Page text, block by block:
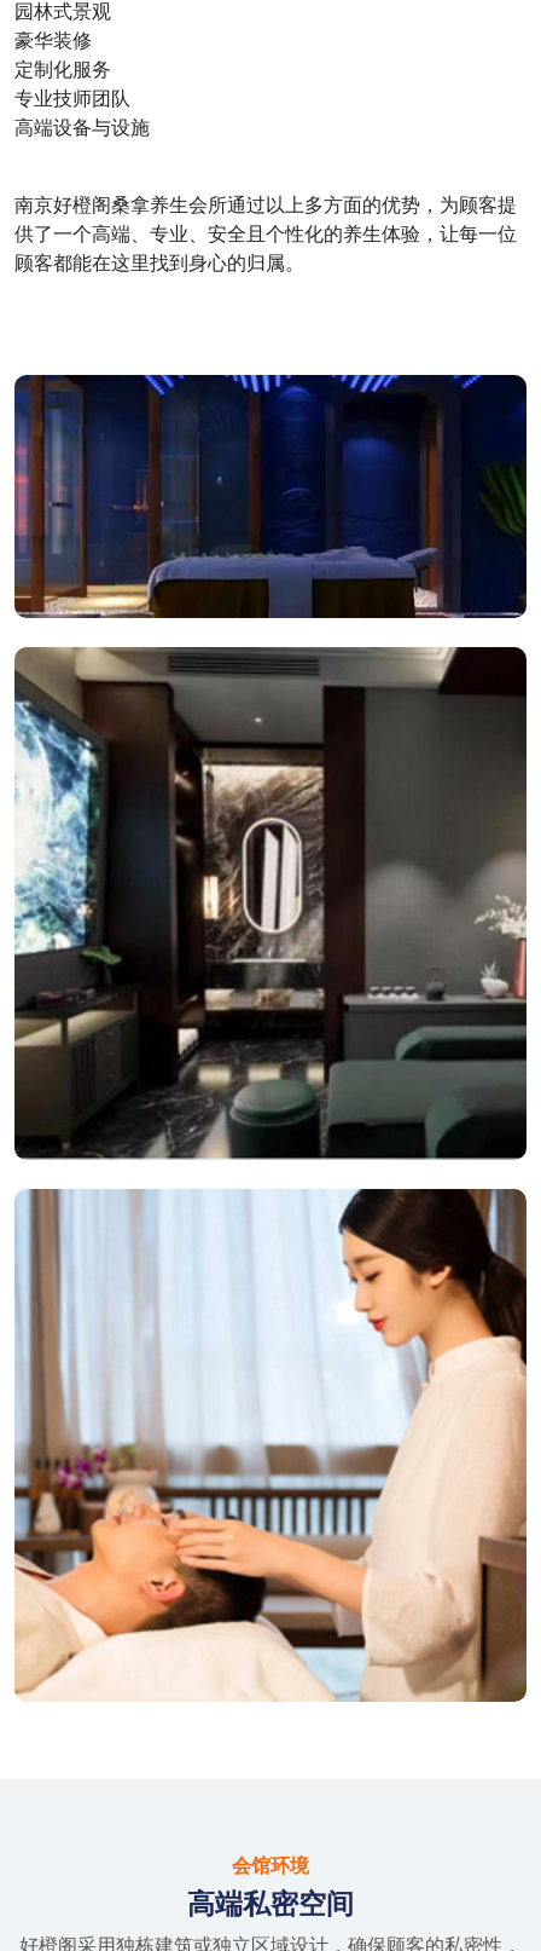
园林式景观
豪华装修
定制化服务
专业技师团队
高端设备与设施
南京好橙阁桑拿养生会所通过以上多方面的优势，为顾客提
供了一个高端、专业、安全且个性化的养生体验，让每一位
顾客都能在这里找到身心的归属。
会馆环境
高端私密空间
好橙阁采用独栋建筑或独立区域设计，确保顾客的私密性，